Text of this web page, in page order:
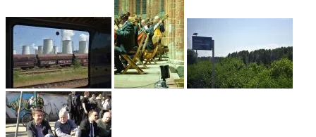
und
zur
Krimi-
Stadt